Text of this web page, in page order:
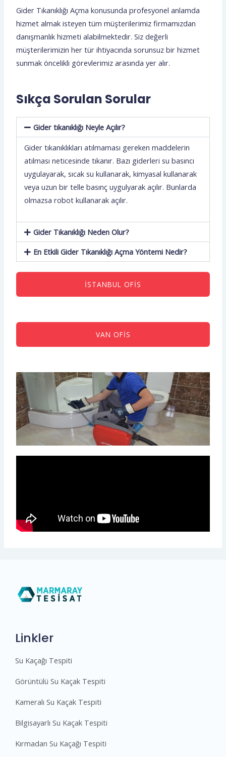
Gider Tıkanıklığı Açma konusunda profesyonel anlamda
hizmet almak isteyen tüm müşterilerimiz firmamızdan
danışmanlık hizmeti alabilmektedir. Siz değerli
müşterilerimizin her tür ihtiyacında sorunsuz bir hizmet
sunmak öncelikli görevlerimiz arasında yer alır.
Sıkça Sorulan Sorular
Gider tıkanıklığı Neyle Açılır?
Gider tıkanıklıkları atılmaması gereken maddelerin
atılması neticesinde tıkanır. Bazı giderleri su basıncı
uygulayarak, sıcak su kullanarak, kimyasal kullanarak
veya uzun bir telle basınç uygulyarak açılır. Bunlarda
olmazsa robot kullanarak açılır.
Gider Tıkanıklığı Neden Olur?
En Etkili Gider Tıkanıklığı Açma Yöntemi Nedir?
İSTANBUL OFIS
VAN OFIS
Linkler
Su Kaçağı Tespiti
Görüntülü Su Kaçak Tespiti
Kameralı Su Kaçak Tespiti
Bilgisayarlı Su Kaçak Tespiti
Kırmadan Su Kaçağı Tespiti